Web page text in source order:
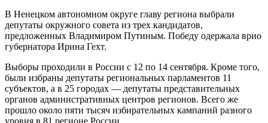
В Ненецком автономном округе главу региона выбрали
депутаты окружного совета из трех кандидатов,
предложенных Владимиром Путиным. Победу одержала врио
губернатора Ирина Гехт.
Выборы проходили в России с 12 по 14 сентября. Кроме того,
были избраны депутаты региональных парламентов 11
субъектов, а в 25 городах — депутаты представительных
органов административных центров регионов. Всего же
прошло около пяти тысяч избирательных кампаний разного